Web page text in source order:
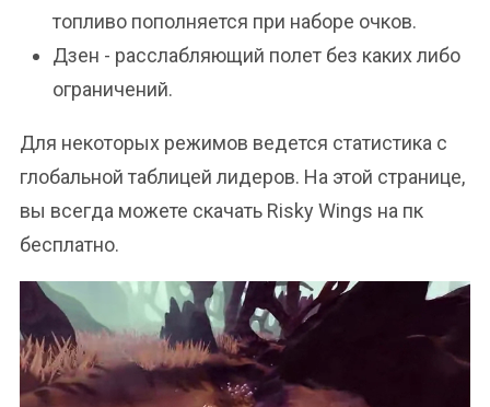
топливо пополняется при наборе очков.
Дзен - расслабляющий полет без каких либо
ограничений.
Для некоторых режимов ведется статистика с
глобальной таблицей лидеров. На этой странице,
вы всегда можете скачать Risky Wings на пк
бесплатно.